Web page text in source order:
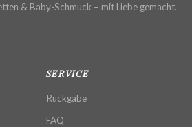
& Baby-Schmuck – mit Liebe gemacht.
SERVICE
Rückgabe
FAQ